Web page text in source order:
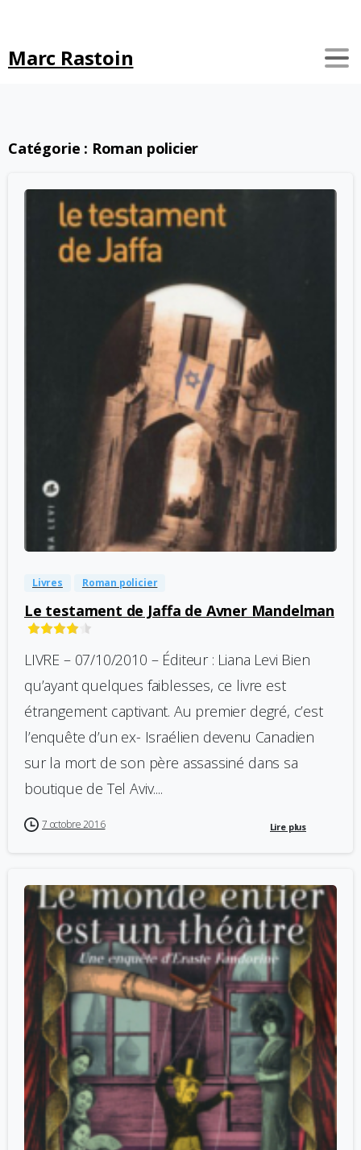
Marc Rastoin
Catégorie : Roman policier
Livres Roman policier
Le testament de Jaffa de Avner Mandelman
LIVRE – 07/10/2010 – Éditeur : Liana Levi Bien
qu’ayant quelques faiblesses, ce livre est
étrangement captivant. Au premier degré, c’est
l’enquête d’un ex- Israélien devenu Canadien
sur la mort de son père assassiné dans sa
boutique de Tel Aviv....
7 octobre 2016 Lire plus